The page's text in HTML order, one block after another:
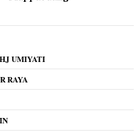
UMIYATI
RAYA